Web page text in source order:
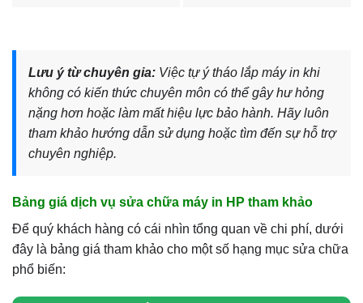
Lưu ý từ chuyên gia: Việc tự ý tháo lắp máy in khi
không có kiến thức chuyên môn có thể gây hư hỏng
nặng hơn hoặc làm mất hiệu lực bảo hành. Hãy luôn
tham khảo hướng dẫn sử dụng hoặc tìm đến sự hỗ trợ
chuyên nghiệp.
Bảng giá dịch vụ sửa chữa máy in HP tham khảo
Để quý khách hàng có cái nhìn tổng quan về chi phí, dưới
đây là bảng giá tham khảo cho một số hạng mục sửa chữa
phổ biến: